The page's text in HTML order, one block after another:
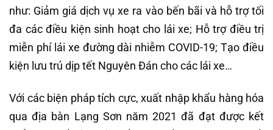
như: Giảm giá dịch vụ xe ra vào bến bãi và hỗ trợ tối
đa các điều kiện sinh hoạt cho lái xe; Hỗ trợ điều trị
miễn phí lái xe đường dài nhiễm COVID-19; Tạo điều
kiện lưu trú dịp tết Nguyên Đán cho các lái xe…
Với các biện pháp tích cực, xuất nhập khẩu hàng hóa
qua địa bàn Lạng Sơn năm 2021 đã đạt được kết